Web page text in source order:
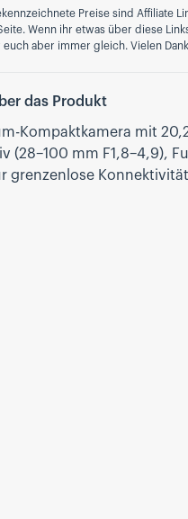
Preise sind Affiliate
Wenn ihr etwas über diese
euch aber immer gleich. Vielen
das Produkt
Kompaktkamera mit
(28–100 mm F1,8–4,9),
grenzenlose